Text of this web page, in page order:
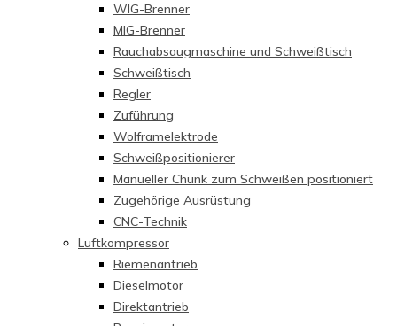
WIG-Brenner
MIG-Brenner
Rauchabsaugmaschine und Schweißtisch
Schweißtisch
Regler
Zuführung
Wolframelektrode
Schweißpositionierer
Manueller Chunk zum Schweißen positioniert
Zugehörige Ausrüstung
CNC-Technik
Luftkompressor
Riemenantrieb
Dieselmotor
Direktantrieb